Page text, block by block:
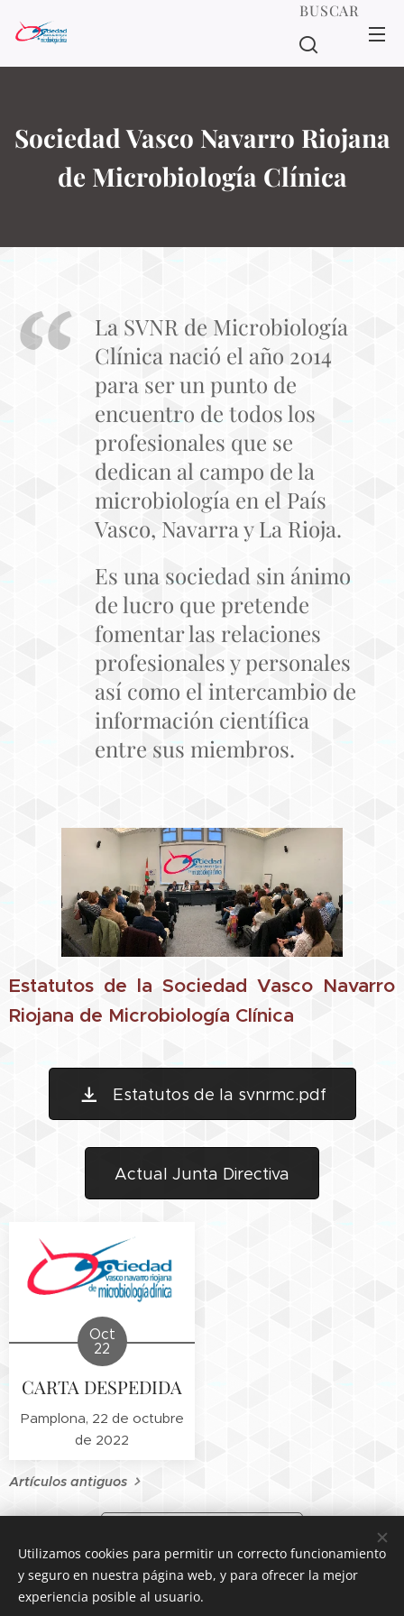
BUSCAR
Sociedad Vasco Navarro Riojana
de Microbiología Clínica
La SVNR de Microbiología
Clínica nació el año 2014
para ser un punto de
encuentro de todos los
profesionales que se
dedican al campo de la
microbiología en el País
Vasco, Navarra y La Rioja.
Es una sociedad sin ánimo
de lucro que pretende
fomentar las relaciones
profesionales y personales
así como el intercambio de
información científica
entre sus miembros.
Estatutos de la Sociedad Vasco Navarro
Riojana de Microbiología Clínica
Estatutos de la svnrmc.pdf
Actual Junta Directiva
Oct
22
CARTA DESPEDIDA
Pamplona, 22 de octubre
de 2022
Artículos antiguos
Utilizamos cookies para permitir un correcto funcionamiento
y seguro en nuestra página web, y para ofrecer la mejor
experiencia posible al usuario.